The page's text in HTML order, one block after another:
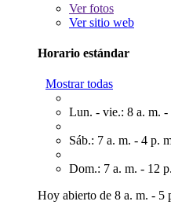
Verfotos
Ver sitio web
Horario estándar
Mostrar todas
Lun. - vie.: 8 a. m. -
Sáb.: 7 a. m. - 4 p.
Dom.: 7 a. m. - 12
Hoy abierto de 8 a. m. - 5